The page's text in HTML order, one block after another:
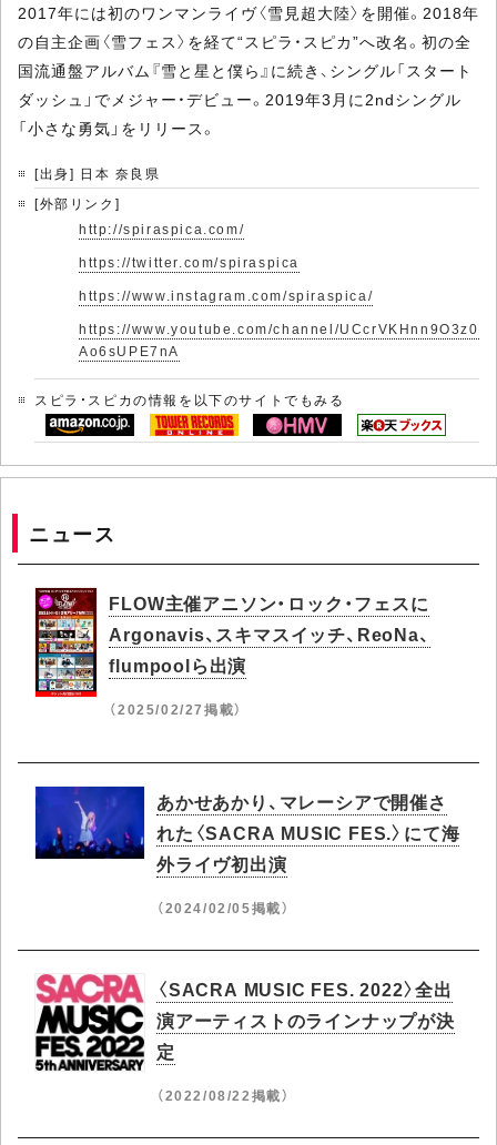
2017年には初のワンマンライヴ〈雪見超大陸〉を開催。2018年
の自主企画〈雪フェス〉を経て“スピラ・スピカ”へ改名。初の全
国流通盤アルバム『雪と星と僕ら』に続き、シングル「スタート
ダッシュ」でメジャー・デビュー。2019年3月に2ndシングル
「小さな勇気」をリリース。
[出身] 日本 奈良県
[外部リンク]
http://spiraspica.com/
https://twitter.com/spiraspica
https://www.instagram.com/spiraspica/
https://www.youtube.com/channel/UCcrVKHnn9O3z0
Ao6sUPE7nA
スピラ・スピカの情報を以下のサイトでもみる
ニュース
FLOW主催アニソン・ロック・フェスに
Argonavis、スキマスイッチ、ReoNa、
flumpoolら出演
（2025/02/27掲載）
あかせあかり、マレーシアで開催さ
れた〈SACRA MUSIC FES.〉にて海
外ライヴ初出演
（2024/02/05掲載）
〈SACRA MUSIC FES. 2022〉全出
演アーティストのラインナップが決
定
（2022/08/22掲載）